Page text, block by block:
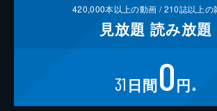
420,000本以上の動画 /210誌以上の
見放題 読み放題
31 日間0円 ※